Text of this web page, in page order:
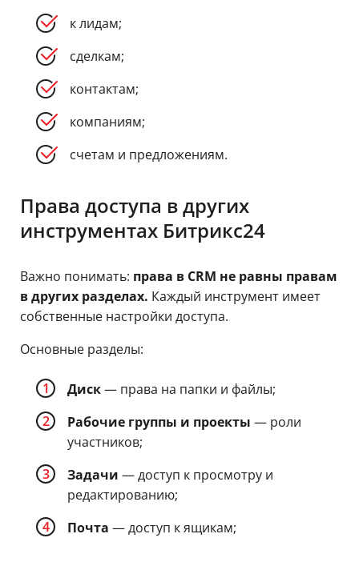
к лидам;
сделкам;
контактам;
компаниям;
счетам и предложениям.
Права доступа в других
инструментах Битрикс24
Важно понимать: права в CRM не равны правам
в других разделах. Каждый инструмент имеет
собственные настройки доступа.
Основные разделы:
Диск— права на папки и файлы;
Рабочие группы и проекты — роли
участников;
Задачи — доступ к просмотру и
редактированию;
Почта — доступ к ящикам;